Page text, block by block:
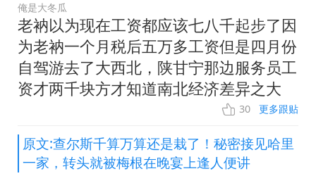
俺是大冬瓜
老衲以为现在工资都应该七八千起步了因
为老衲一个月税后五万多工资但是四月份
自驾游去了大西北，陕甘宁那边服务员工
资才两千块方才知道南北经济差异之大
30 更多跟贴
原文:查尔斯千算万算还是栽了！秘密接见哈里
一家，转头就被梅根在晚宴上逢人便讲